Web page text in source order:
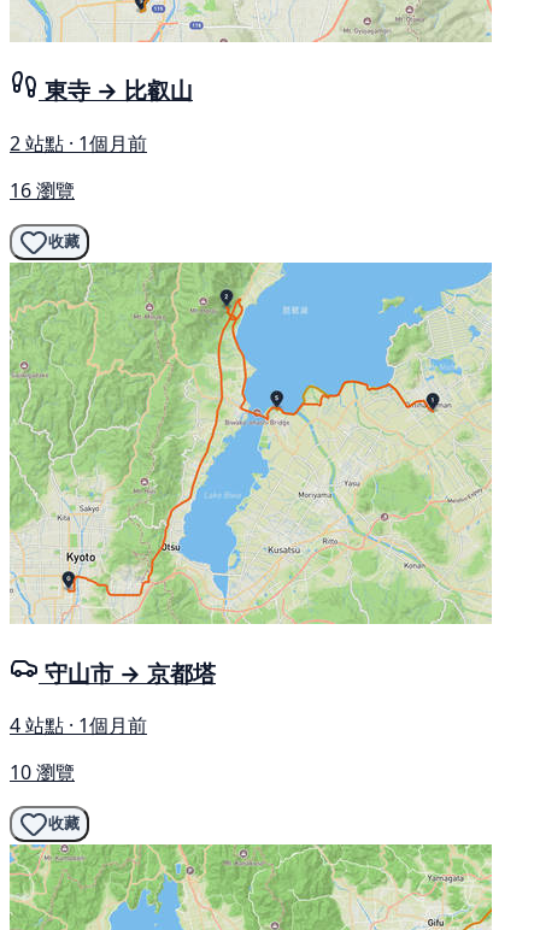
東寺 → 比叡山
2 站點 · 1個月前
16 瀏覽
收藏
守山市 → 京都塔
4 站點 · 1個月前
10 瀏覽
收藏